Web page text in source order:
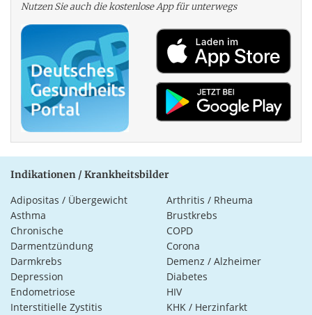
Nutzen Sie auch die kosten­lose App für unterwegs
Indikationen / Krankheitsbilder
Adipositas / Übergewicht
Arthritis / Rheuma
Asthma
Brustkrebs
Chronische
Darmentzündung
COPD
Corona
Darmkrebs
Demenz / Alzheimer
Depression
Diabetes
Endometriose
HIV
Interstitielle Zystitis
KHK / Herzinfarkt